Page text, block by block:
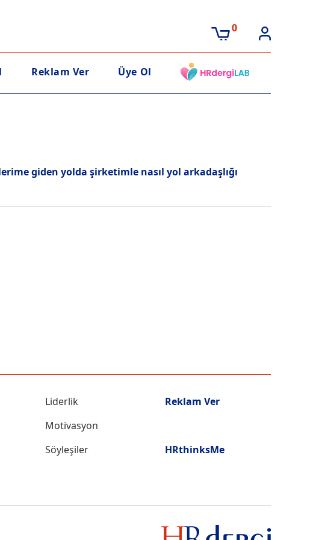
0
Reklam Ver Üye Ol
giden yolda şirketimle nasıl yol arkadaşlığı
Liderlik
Motivasyon
Söyleşiler
Reklam Ver
HRthinksMe